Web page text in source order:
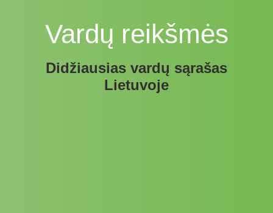
Vardų reikšmės
Didžiausias vardų sąrašas
Lietuvoje